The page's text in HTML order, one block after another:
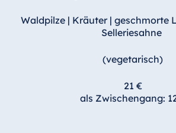
Waldpilze | Kräuter | geschmorte
Selleriesahne
(vegetarisch)
21 €
als Zwischengang: